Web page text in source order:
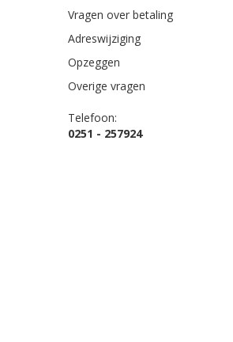
Vragen over betaling
Adreswijziging
Opzeggen
Overige vragen
Telefoon:
0251 - 257924